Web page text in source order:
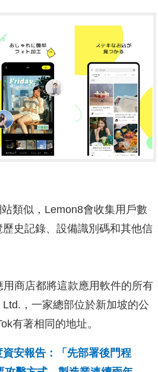
類似，Lemon8會收集用戶數
史記錄、設備識別碼和其他信
商店都將這款應用軟件的所有
，一家總部位於新加坡的公
有著相同的地址。
資安報告：「先部署後門程